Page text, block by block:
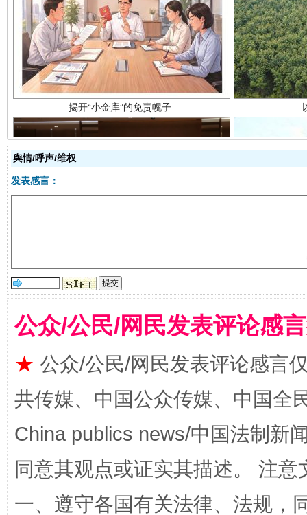
揭开“小金库”的免责幌子
舆情/呼声/维权
发表感言：
公众/公民/网民发表评论感
★ 公众/公民/网民发表评论感言
共传媒、中国公众传媒、中国全
China publics news/中国法制新
同意其观点或证实其描述。 注
一、遵守各国有关法律、法规，